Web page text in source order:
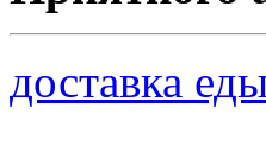
доставка